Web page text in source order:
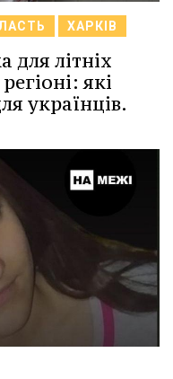
ХАРКІВ
для літніх
які
українців.